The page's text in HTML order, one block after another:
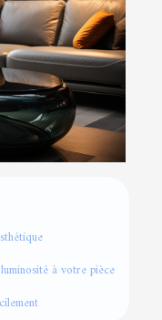
à votre pièce